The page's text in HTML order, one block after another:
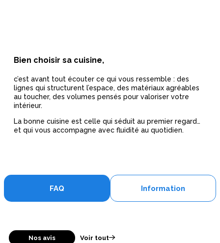
Bien choisir sa cuisine,
c’est avant tout écouter ce qui vous ressemble : des
lignes qui structurent l’espace, des matériaux agréables
au toucher, des volumes pensés pour valoriser votre
intérieur.
La bonne cuisine est celle qui séduit au premier regard…
et qui vous accompagne avec fluidité au quotidien.
FAQ Information
Nos avis Voir tout